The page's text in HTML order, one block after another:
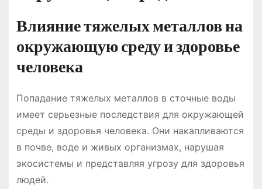
Влияние тяжелых металлов на
окружающую среду и здоровье
человека
Попадание тяжелых металлов в сточные воды
имеет серьезные последствия для окружающей
среды и здоровья человека. Они накапливаются
в почве, воде и живых организмах, нарушая
экосистемы и представляя угрозу для здоровья
людей.